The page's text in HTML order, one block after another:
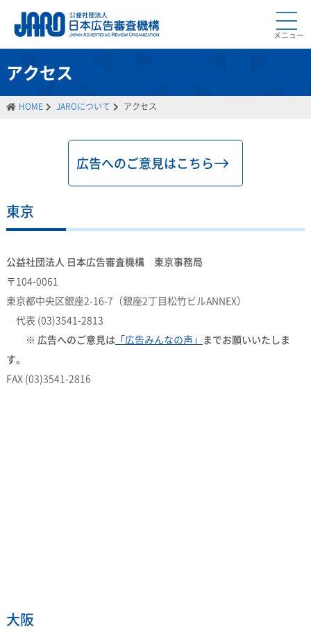
メニュー
アクセス
HOME JAROについて アクセス
広告へのご意見はこちら
東京
公益社団法人 日本広告審査機構 東京事務局
〒104-0061
東京都中央区銀座2-16-7（銀座2丁目松竹ビルANNEX）
代表 (03)3541-2813
※ 広告へのご意見は 「広告みんなの声」 までお願いいたしま
す。
FAX (03)3541-2816
大阪